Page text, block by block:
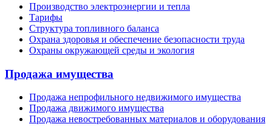
Производство электроэнергии и тепла
Тарифы
Структура топливного баланса
Охрана здоровья и обеспечение безопасности труда
Охраны окружающей среды и экология
Продажа имущества
Продажа непрофильного недвижимого имущества
Продажа движимого имущества
Продажа невостребованных материалов и оборудования